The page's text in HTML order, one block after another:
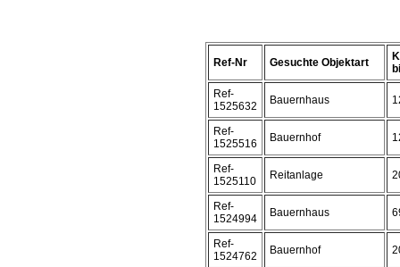
Ref-Nr Gesuchte Objektart
Ref-
1525632
Bauernhaus
Ref-
1525516
Bauernhof
Ref-
1525110
Reitanlage
Ref-
1524994
Bauernhaus
Ref-
1524762
Bauernhof